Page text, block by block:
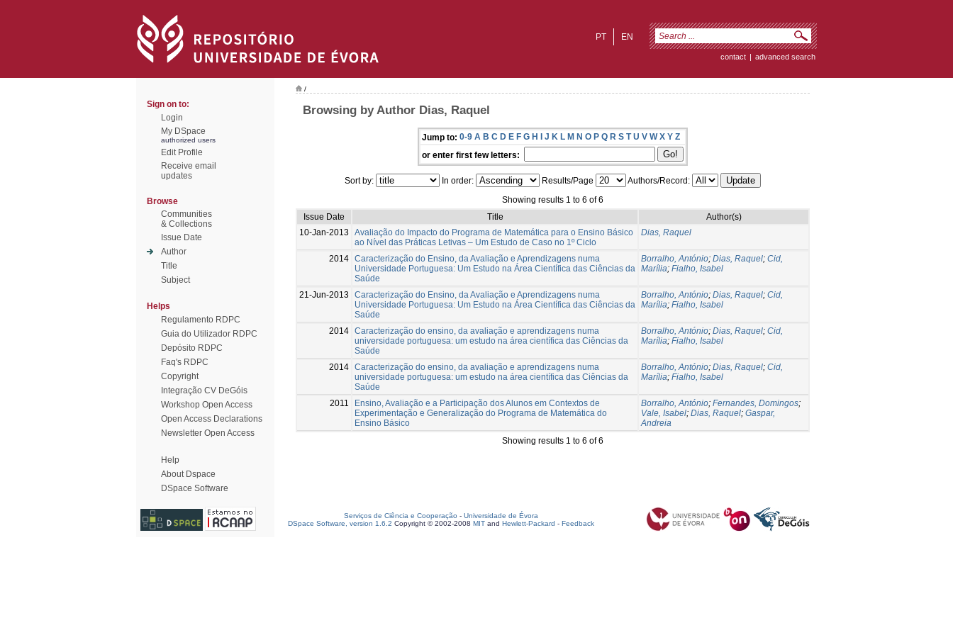
EN
PT
contact | advanced search
Sign on to:
Login
My DSpace
authorized users
Edit Profile
Receive email
updates
Browse
Communities
& Collections
Issue Date
Author
Title
Subject
Helps
Regulamento RDPC
Guia do Utilizador RDPC
Depósito RDPC
Faq's RDPC
Copyright
Integração CV DeGóis
Workshop Open Access
Open Access Declarations
Newsletter Open Access
Help
About Dspace
DSpace Software
/
Browsing by Author Dias, Raquel
Jump to: 0-9 A B C D E F G H I J K L M N O P Q R S T U V W X Y Z
or enter first few letters:
Sort by: In order: Results/Page
Authors/Record:
Showing results 1 to 6 of 6
Issue Date
Title
Author(s)
10-Jan-2013
Avaliação do Impacto do Programa de Matemática para o Ensino Básico
ao Nível das Práticas Letivas – Um Estudo de Caso no 1º Ciclo
Dias, Raquel
2014 Caracterização do Ensino, da Avaliação e Aprendizagens numa
Universidade Portuguesa: Um Estudo na Área Científica das Ciências da
Saúde
Borralho, António; Dias, Raquel; Cid,
Marília; Fialho, Isabel
21-Jun-2013
Caracterização do Ensino, da Avaliação e Aprendizagens numa
Universidade Portuguesa: Um Estudo na Área Científica das Ciências da
Saúde
Borralho, António; Dias, Raquel; Cid,
Marília; Fialho, Isabel
2014 Caracterização do ensino, da avaliação e aprendizagens numa
universidade portuguesa: um estudo na área científica das Ciências da
Saúde
Borralho, António; Dias, Raquel; Cid,
Marília; Fialho, Isabel
2014 Caracterização do ensino, da avaliação e aprendizagens numa
universidade portuguesa: um estudo na área científica das Ciências da
Saúde
Borralho, António; Dias, Raquel; Cid,
Marília; Fialho, Isabel
2011
Ensino, Avaliação e a Participação dos Alunos em Contextos de
Experimentação e Generalização do Programa de Matemática do
Ensino Básico
Borralho, António; Fernandes, Domingos;
Vale, Isabel; Dias, Raquel; Gaspar,
Andreia
Showing results 1 to 6 of 6
Serviços de Ciência e Cooperação - Universidade de Évora
DSpace Software, version 1.6.2 Copyright © 2002-2008 MIT and Hewlett-Packard - Feedback